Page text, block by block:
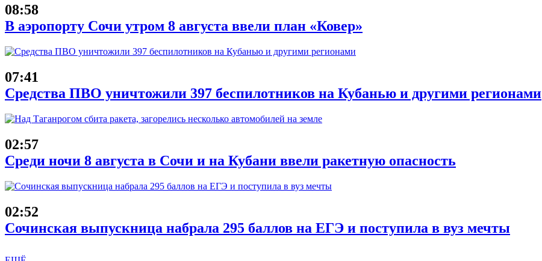
08:58
В аэропорту Сочи утром 8 августа ввели план «Ковер»
07:41
Средства ПВО уничтожили 397 беспилотников на Кубанью и другими регионами
02:57
Среди ночи 8 августа в Сочи и на Кубани ввели ракетную опасность
02:52
Сочинская выпускница набрала 295 баллов на ЕГЭ и поступила в вуз мечты